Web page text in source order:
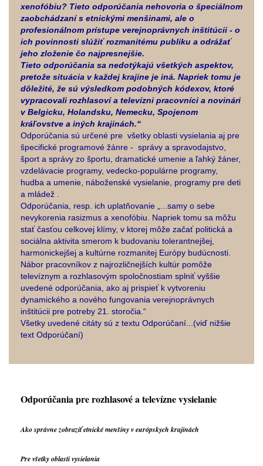
xenofóbiu? Tieto odporúčania nehovoria o špeciálnom
zaobchádzaní s etnickými menšinami, ale o
profesionálnom prístupe verejnoprávnych inštitúcii - o
ich povinnosti slúžiť rozmanitému publiku a odrážať
jeho zloženie čo najpresnejšie.
Tieto odporúčania sa nedotýkajú všetkých aspektov,
pretože situácia v každej krajine je iná. Napriek tomu je
dôležité, že sú výsledkom podobných kódexov, ktoré
vypracovali rozhlasoví a televízni pracovníci a novinári
v Belgicku, Holandsku, Nemecku, Spojenom
kráľovstve a iných krajinách.“
Odporúčania sú určené pre všetky oblasti vysielania aj pre
špecifické programové žánre - správy a spravodajstvo,
šport a správy zo športu, dramatické umenie a ľahký žáner,
vzdelávacie programy, vedecko-populárne programy,
hudba a umenie, náboženské vysielanie, programy pre deti
a mládež .
Odporúčania, resp. ich uplatňovanie „...samy o sebe
nevykorenia rasizmus a xenofóbiu. Napriek tomu sa môžu
stať časťou celkovej klímy, v ktorej môže začať politická a
sociálna aktivita smerom k budovaniu tolerantnejšej,
harmonickejšej a kultúrne rozmanitej Európy budúcnosti.
Nábor pracovníkov z najrozličnejších kultúr pomôže
televíznym a rozhlasovým spoločnostiam splniť vyššie
uvedené odporúčania, ako aj prispieť k vytvoreniu
dynamického a nového fungovania verejnoprávnych
inštitúcii pre potreby 21. storočia.“
Všetky uvedené citáty sú z textu Odporúčaní...(viď nižšie
text Odporúčaní)
Odporúčania pre rozhlasové a televízne vysielanie
Ako správne zobraziť etnické menšiny v európskych krajinách
Pre všetky oblasti vysielania